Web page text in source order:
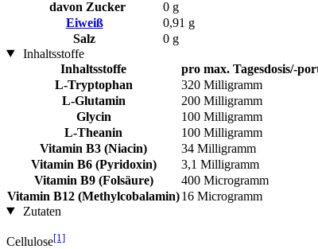
davon Zucker
0 g
Eiweiß
0,91 g
Salz
0 g
Inhaltsstoffe
Inhaltsstoffe
pro max. Tagesdosis/-
L-Tryptophan
320 Milligramm
L-Glutamin
200 Milligramm
Glycin
100 Milligramm
L-Theanin
100 Milligramm
Vitamin B3 (Niacin)
34 Milligramm
Vitamin B6 (Pyridoxin)
3,1 Milligramm
Vitamin B9 (Folsäure)
400 Microgramm
Vitamin B12 (Methylcobalamin)16 Microgramm
Zutaten
Cellulose[1]